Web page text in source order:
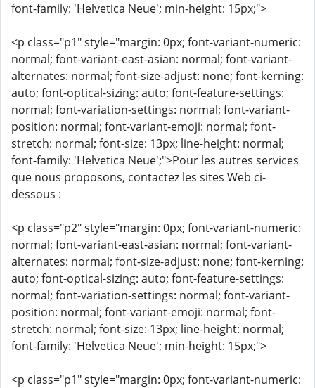
font-family: 'Helvetica Neue'; min-height: 15px;">
<p class="p1" style="margin: 0px; font-variant-numeric:
normal; font-variant-east-asian: normal; font-variant-
alternates: normal; font-size-adjust: none; font-kerning:
auto; font-optical-sizing: auto; font-feature-settings:
normal; font-variation-settings: normal; font-variant-
position: normal; font-variant-emoji: normal; font-
stretch: normal; font-size: 13px; line-height: normal;
font-family: 'Helvetica Neue';">Pour les autres services
que nous proposons, contactez les sites Web ci-
dessous :
<p class="p2" style="margin: 0px; font-variant-numeric:
normal; font-variant-east-asian: normal; font-variant-
alternates: normal; font-size-adjust: none; font-kerning:
auto; font-optical-sizing: auto; font-feature-settings:
normal; font-variation-settings: normal; font-variant-
position: normal; font-variant-emoji: normal; font-
stretch: normal; font-size: 13px; line-height: normal;
font-family: 'Helvetica Neue'; min-height: 15px;">
<p class="p1" style="margin: 0px; font-variant-numeric: